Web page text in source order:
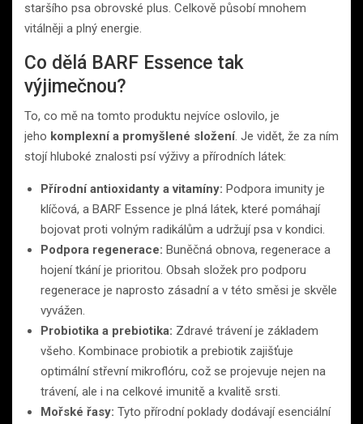
staršího psa obrovské plus. Celkově působí mnohem
vitálněji a plný energie.
Co dělá BARF Essence tak
výjimečnou?
To, co mě na tomto produktu nejvíce oslovilo, je
jeho komplexní a promyšlené složení. Je vidět, že za ním
stojí hluboké znalosti psí výživy a přírodních látek:
Přírodní antioxidanty a vitamíny: Podpora imunity je
klíčová, a BARF Essence je plná látek, které pomáhají
bojovat proti volným radikálům a udržují psa v kondici.
Podpora regenerace: Buněčná obnova, regenerace a
hojení tkání je prioritou. Obsah složek pro podporu
regenerace je naprosto zásadní a v této směsi je skvěle
vyvážen.
Probiotika a prebiotika: Zdravé trávení je základem
všeho. Kombinace probiotik a prebiotik zajišťuje
optimální střevní mikroflóru, což se projevuje nejen na
trávení, ale i na celkové imunitě a kvalitě srsti.
Mořské řasy: Tyto přírodní poklady dodávají esenciální